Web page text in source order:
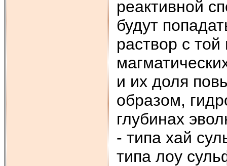
реактивной
будут
раствор с
и их доля
образом,
глубинах
- типа хай
типа лоу